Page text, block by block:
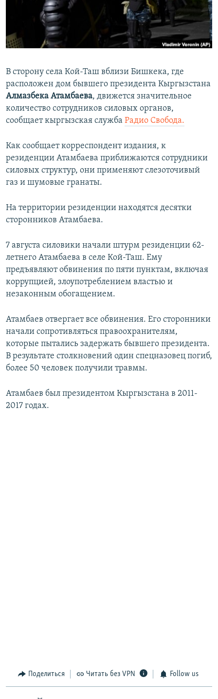
ПОБЕДИТЕЛЕЙ НЕ СУДЯТ?
КРЫМ.НЕПОКОРЕННЫЙ
ELIFBE
ПРИСОЕДИНЯЙТЕСЬ!
Все сайты RFE/RL
В сторону села Кой-Таш вблизи Бишкека, где
расположен дом бывшего президента Кыргызстана
Алмазбека Атамбаева, движется значительное
количество сотрудников силовых органов,
сообщает кыргызская служба Радио Свобода.
Как сообщает корреспондент издания, к
резиденции Атамбаева приближаются сотрудники
силовых структур, они применяют слезоточивый
газ и шумовые гранаты.
На территории резиденции находятся десятки
сторонников Атамбаева.
7 августа силовики начали штурм резиденции 62-
летнего Атамбаева в селе Кой-Таш. Ему
предъявляют обвинения по пяти пунктам, включая
коррупцией, злоупотреблением властью и
незаконным обогащением.
Атамбаев отвергает все обвинения. Его сторонники
начали сопротивляться правоохранителям,
которые пытались задержать бывшего президента.
В результате столкновений один спецназовец погиб,
более 50 человек получили травмы.
Атамбаев был президентом Кыргызстана в 2011-
2017 годах.
Поделиться Читать без VPN Follow us